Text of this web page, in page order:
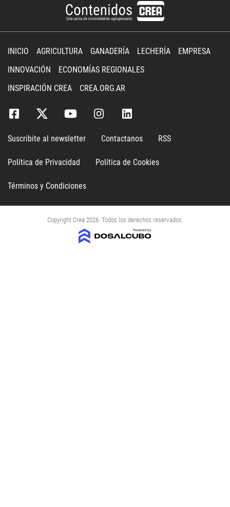
INICIO AGRICULTURA GANADERÍA LECHERÍA
EMPRESA
INNOVACIÓN
ECONOMÍAS REGIONALES
INSPIRACIÓN CREA
CREA.ORG.AR
Suscribite al newsletter Contactanos RSS
Política de Privacidad Política de Cookies
Términos y Condiciones
Copyright Crea 2026. Todos los derechos reservados.